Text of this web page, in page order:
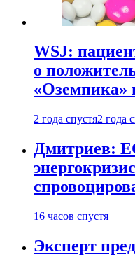
WSJ:
о
«Оземпика»
2 года спустя2 года
Дмитриев:
16 часов спустя
Эксперт